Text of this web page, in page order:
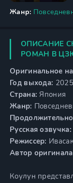
Жанр:
ОПИСАНИЕ
РОМАН В
Оригинальное
Год выхода: 2025
Страна: Япония
Жанр:
Русская озвучка:
Режиссер:
Автор
Коулун